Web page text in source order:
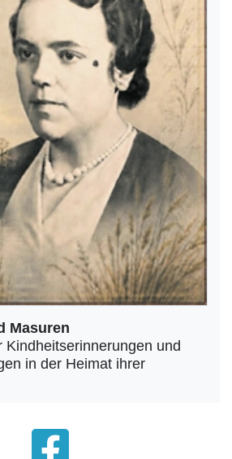
Masuren
Kindheitserinnerungen und
in der Heimat ihrer